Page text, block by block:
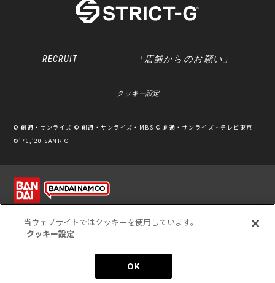
RECRUIT 「店舗からのお願い」
クッキー設定
© 創通・サンライズ © 創通・サンライズ・MBS © 創通・サンライズ・テレビ東京
©’76,’20 SANRIO
※写真のため、実際の商品と多少カラーが異なる場合があります。
Unauthorized use or reproduction of materials contained in this page is
当ウェブサイトではクッキーを使用しています。
クッキー設定
OK